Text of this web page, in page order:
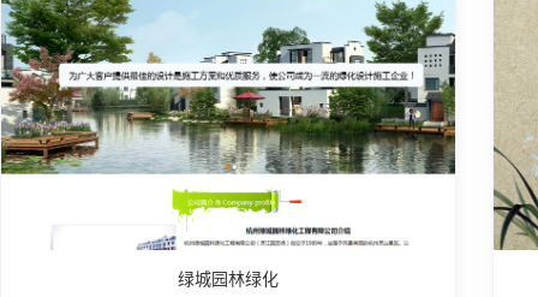
绿城园林绿化